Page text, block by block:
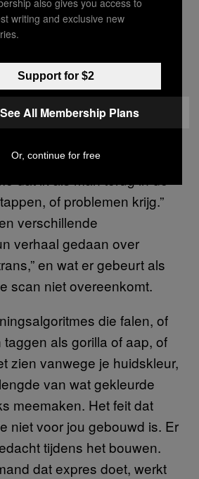
machines pijnlijk kan
die langs de grens
vernederende
er gebeurt als hun scans
met hun opgegeven
live-tweette haar
schreef dat “TSA-agent
dat ik als man terug in de
of problemen krijg.”
verschillende
verhaal gedaan over
en wat er gebeurt als
scan niet overeenkomt.
die falen, of
als gorilla of aap, of
zien vanwege je huidskleur,
van wat gekleurde
meemaken. Het feit dat
niet voor jou gebouwd is. Er
tijdens het bouwen.
dat expres doet, werkt
writing and exclusive new
Support for $2
See All Membership Plans
Or, continue for free